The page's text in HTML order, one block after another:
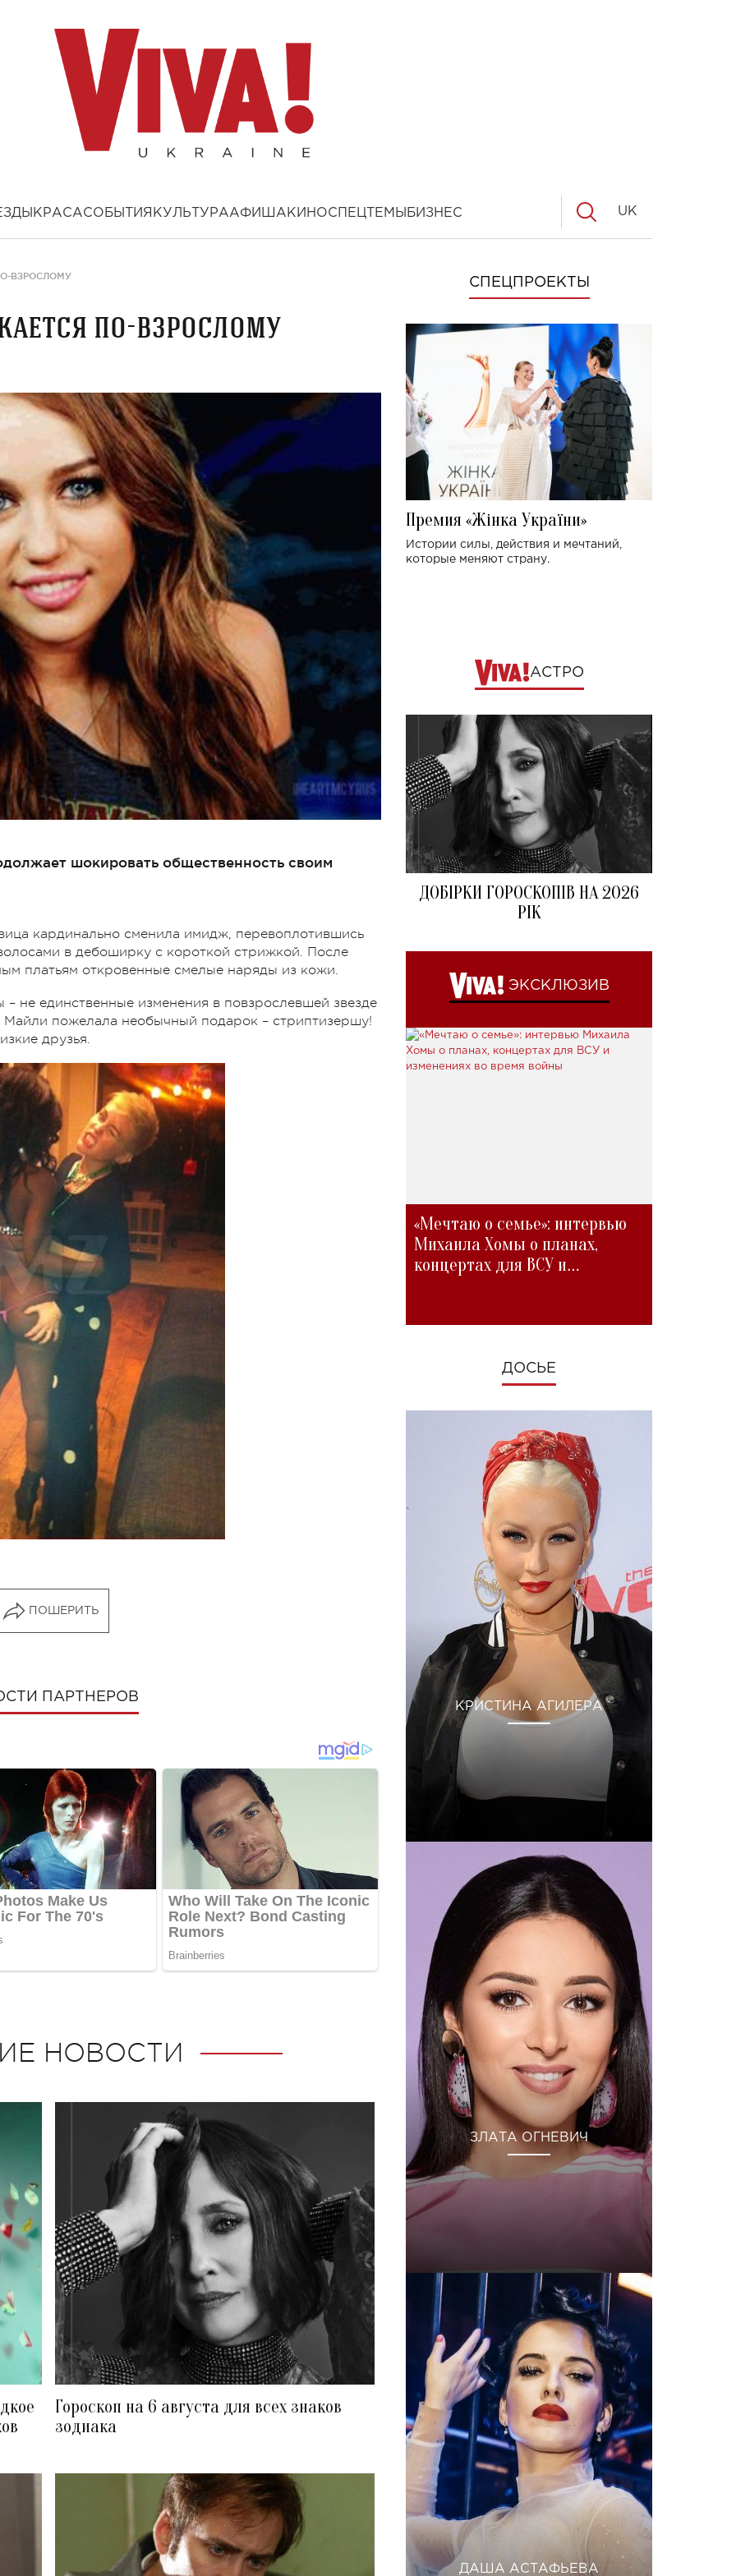
КРАСАСОБЫТИЯ КУЛЬТУРААФИША КИНОСПЕЦТЕМЫ БИЗНЕС UK
ВЗРОСЛОМУ
по-взрослому
шокировать общественность своим
кардинально сменила имидж, перевоплотившись
в дебоширку с короткой стрижкой. После
платьям откровенные смелые наряды из кожи.
не единственные изменения в повзрослевшей звезде
Майли пожелала необычный подарок – стриптизершу!
друзья.
ПОШЕРИТЬ
ПАРТНЕРОВ
НОВОСТИ
Гороскоп на 6 августа для всех знаков
зодиака
СПЕЦПРОЕКТЫ
Премия «Жінка України»
Истории силы, действия и мечтаний,
которые меняют страну.
АСТРО
ДОБІРКИ ГОРОСКОПІВ НА 2026
РІК
ЭКСКЛЮЗИВ
«Мечтаю о семье»: интервью
Михаила Хомы о планах,
концертах для ВСУ и
ДОСЬЕ
КРИСТИНА АГИЛЕРА
ЗЛАТА ОГНЕВИЧ
ДАША АСТАФЬЕВА